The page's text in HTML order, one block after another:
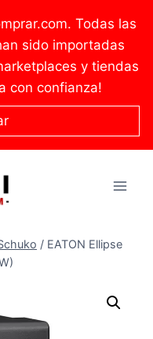
Todas las
sido importadas
y tiendas
con confianza!
/ EATON Ellipse